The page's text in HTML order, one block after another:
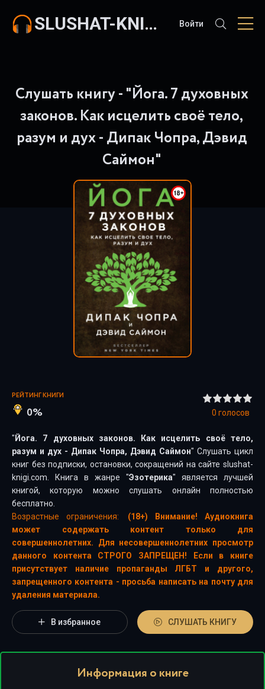
SLUSHAT-KNIGI.COM Войти
Слушать книгу - "Йога. 7 духовных
законов. Как исцелить своё тело,
разум и дух - Дипак Чопра, Дэвид
Саймон"
РЕЙТИНГ КНИГИ
0% 0 голосов
" Йога. 7 духовных законов. Как исцелить своё тело,
разум и дух - Дипак Чопра, Дэвид Саймон" Слушать цикл
книг без подписки, остановки, сокращений на сайте slushat-
knigi.com. Книга в жанре "Эзотерика" является лучшей
книгой, которую можно слушать онлайн полностью
бесплатно.
Возрастные ограничения:
(18+) Внимание! Аудиокнига
может содержать контент только для
совершеннолетних. Для несовершеннолетних просмотр
данного контента СТРОГО ЗАПРЕЩЕН! Если в книге
присутствует наличие пропаганды ЛГБТ и другого,
запрещенного контента - просьба написать на почту для
удаления материала.
В избранное СЛУШАТЬ КНИГУ
Информация о книге